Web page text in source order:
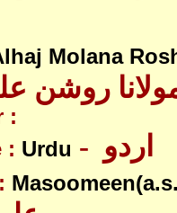
Molana
:
: Urdu